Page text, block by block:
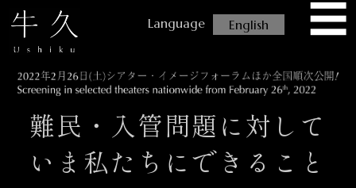
USHIKU ☰
English
難民・入管問題に対して
いま私たちにできること